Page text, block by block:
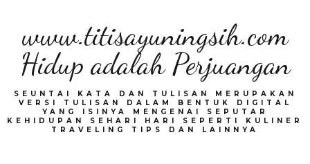
www.titisayuningsih.com
Hidup adalah Perjuangan
SEUNTAI KATA DAN TULISAN MERUPAKAN
VERSI TULISAN DALAM BENTUK DIGITAL
YANG ISINYA MENGENAI SEPUTAR
KEHIDUPAN SEHARI HARI SEPERTI KULINER
TRAVELING TIPS DAN LAINNYA